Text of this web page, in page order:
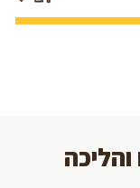
והליכה